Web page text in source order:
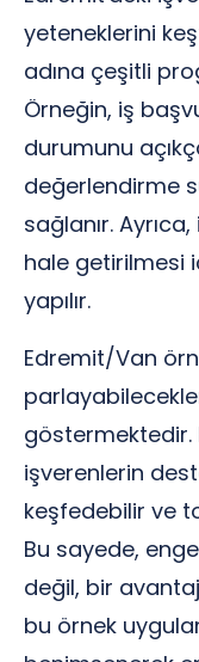
yeteneklerini
adına çeşitli
Örneğin, iş
durumunu
değerlendirme
sağlanır.
hale getirilmesi
yapılır.
Edremit/Van
göstermektedir.
işverenlerin
keşfedebilir ve
Bu sayede,
değil, bir
bu örnek